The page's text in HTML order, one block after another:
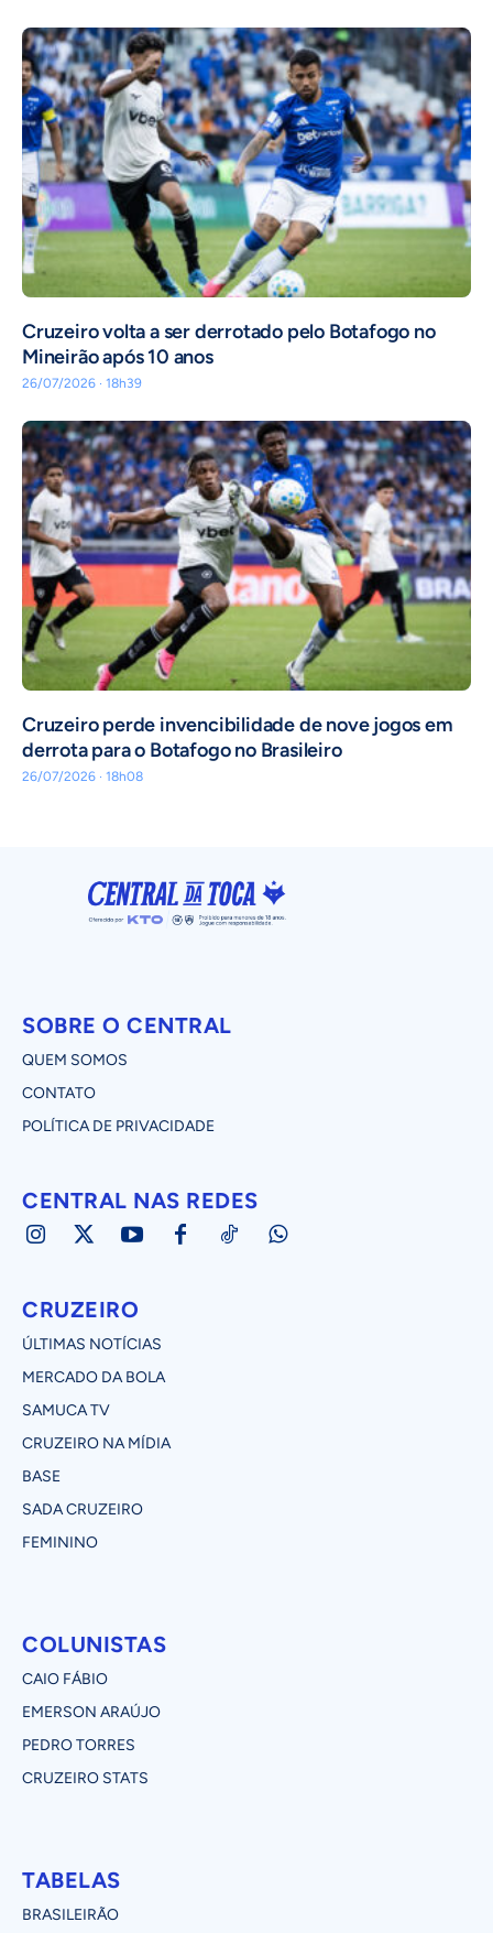
Cruzeiro volta a ser derrotado pelo Botafogo no
Mineirão após 10 anos
26/07/2026 · 18h39
Cruzeiro perde invencibilidade de nove jogos em
derrota para o Botafogo no Brasileiro
26/07/2026 · 18h08
SOBRE O CENTRAL
QUEM SOMOS
CONTATO
POLÍTICA DE PRIVACIDADE
CENTRAL NAS REDES
CRUZEIRO
ÚLTIMAS NOTÍCIAS
MERCADO DA BOLA
SAMUCA TV
CRUZEIRO NA MÍDIA
BASE
SADA CRUZEIRO
FEMININO
COLUNISTAS
CAIO FÁBIO
EMERSON ARAÚJO
PEDRO TORRES
CRUZEIRO STATS
TABELAS
BRASILEIRÃO